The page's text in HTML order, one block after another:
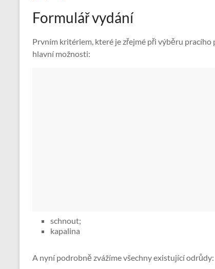
Formulář vydání
Prvním kritériem, které je zřejmé při výběru
hlavní možnosti:
schnout;
kapalina
A nyní podrobně zvážíme všechny existující odrůdy: